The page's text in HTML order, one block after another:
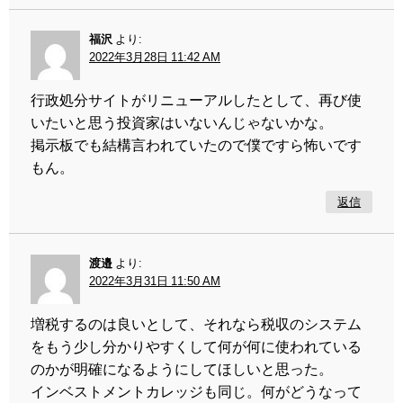
福沢 より:
2022年3月28日 11:42 AM
行政処分サイトがリニューアルしたとして、再び使
いたいと思う投資家はいないんじゃないかな。
掲示板でも結構言われていたので僕ですら怖いです
もん。
返信
渡邉 より:
2022年3月31日 11:50 AM
増税するのは良いとして、それなら税収のシステム
をもう少し分かりやすくして何が何に使われている
のかが明確になるようにしてほしいと思った。
インベストメントカレッジも同じ。何がどうなって